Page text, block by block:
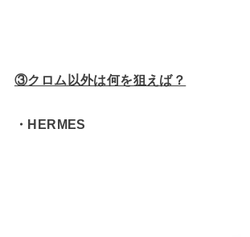
③クロム以外は何を狙えば？
・HERMES